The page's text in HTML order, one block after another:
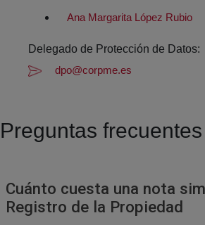
Ana Margarita López Rubio
Delegado de Protección de Datos:
dpo@corpme.es
Preguntas frecuentes
Cuánto cuesta una nota
Registro de la Propiedad